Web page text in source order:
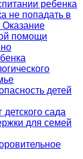
ребенка
не попадать в
Оказание
помощи
детей
сада
для семей